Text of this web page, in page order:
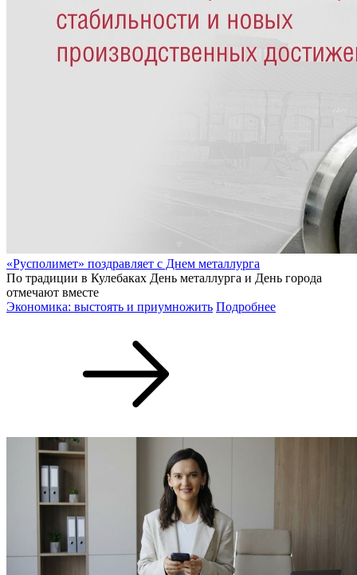
«Русполимет» поздравляет с Днем металлурга
По традиции в Кулебаках День металлурга и День города
отмечают вместе
Экономика: выстоять и приумножить Подробнее